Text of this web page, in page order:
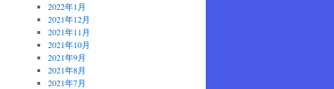
2022年1月
2021年12月
2021年11月
2021年10月
2021年9月
2021年8月
2021年7月